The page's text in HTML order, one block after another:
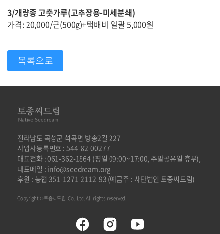
3/개량종 고춧가루(고추장용-미세분쇄)
가격: 20,000/근(500g)+택배비 일괄 5,000원
목록으로
전라남도 곡성군 석곡면 방송2길 227
사업자등록번호 : 544-82-00277
대표전화 : 061-362-1864 (평일 09:00~17:00, 주말공유일 휴무),
대표메일 : info@seedream.org
후원 : 농협 351-1271-2112-93 (예금주 : 사단법인 토종씨드림)
Copyright ©토종씨드림. Co.,Ltd. All rights reserved.